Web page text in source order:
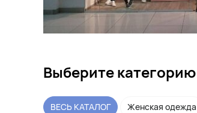
Выберите
ВЕСЬ КАТАЛОГ Женская одежда